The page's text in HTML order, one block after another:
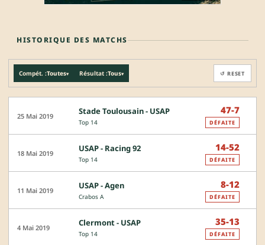
HISTORIQUE DES MATCHS
Compét. :Toutes▾ Résultat :Tous▾ ↺ RESET
25 Mai 2019 Stade Toulousain - USAP
Top 14
47-7
DÉFAITE
18 Mai 2019 USAP - Racing 92
Top 14
14-52
DÉFAITE
11 Mai 2019 USAP - Agen
Crabos A
8-12
DÉFAITE
4 Mai 2019 Clermont - USAP
Top 14
35-13
DÉFAITE